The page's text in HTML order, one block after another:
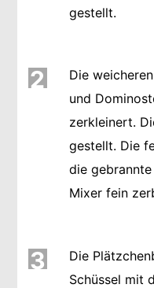
gestellt.
2
Die
und
zerkleinert.
gestellt. Die
die
Mixer fein
3
Die
Schüssel mit